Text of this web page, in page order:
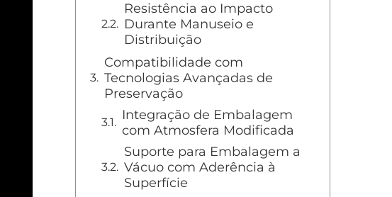
Resistência ao Impacto
Durante Manuseio e
Distribuição
Compatibilidade com
Tecnologias Avançadas de
Preservação
Integração de Embalagem
com Atmosfera Modificada
Suporte para Embalagem a
Vácuo com Aderência à
Superfície